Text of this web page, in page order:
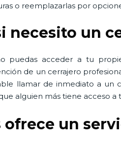
o reemplazarlas por
necesito un
puedas acceder a tu
de un cerrajero
llamar de inmediato a un
alguien más tiene acceso a
ofrece un